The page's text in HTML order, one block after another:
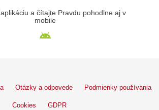
a čítajte Pravdu pohodlne aj v
mobile
Otázky a odpovede Podmienky používania
Cookies GDPR